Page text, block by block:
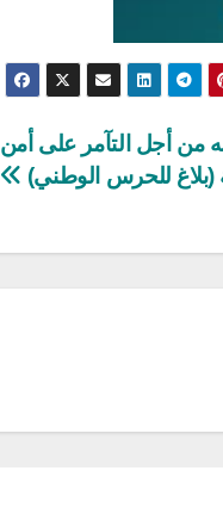
من أجل التآمر على أمن
(بلاغ للحرس الوطني)